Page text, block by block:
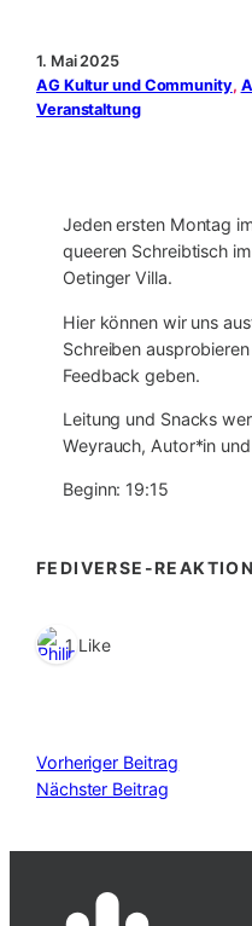
1. Mai 2025
AG Kultur und Community,
Veranstaltung
Jeden ersten Montag
queeren Schreibtisch
Oetinger Villa.
Hier können wir uns
Schreiben
Feedback geben.
Leitung und Snacks
Weyrauch, Autor*in
Beginn: 19:15
FEDIVERSE-
1 Like
Vorheriger Beitrag
Nächster Beitrag